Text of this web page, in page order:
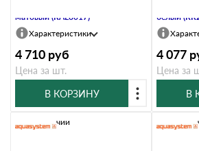
матовый (RAL8017)
Характеристики
4 710 руб
Цена за шт.
В КОРЗИНУ
белый
4 077
Цена за
В
В наличии В